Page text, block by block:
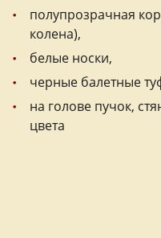
полупрозрачная
колена),
белые носки,
черные балетные
на голове пучок,
цвета